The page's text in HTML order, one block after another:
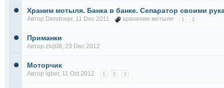
Храним мотыля. Банка в банке. Сепаратор своими
Автор Dendnepr, 11 Dec 2011 хранение мотыля 1 2
Приманки
Автор zloj08, 23 Dec 2012
Моторчик
Автор igber, 11 Oct 2012 1 2 3